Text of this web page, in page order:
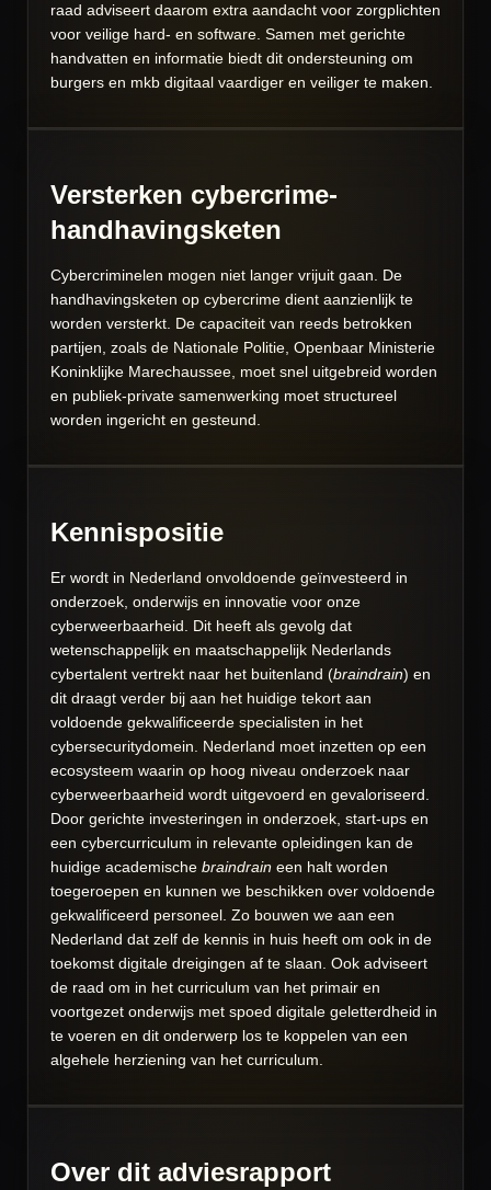
raad adviseert daarom extra aandacht voor zorgplichten
voor veilige hard- en software. Samen met gerichte
handvatten en informatie biedt dit ondersteuning om
burgers en mkb digitaal vaardiger en veiliger te maken.
Versterken cybercrime-
handhavingsketen
Cybercriminelen mogen niet langer vrijuit gaan. De
handhavingsketen op cybercrime dient aanzienlijk te
worden versterkt. De capaciteit van reeds betrokken
partijen, zoals de Nationale Politie, Openbaar Ministerie
Koninklijke Marechaussee, moet snel uitgebreid worden
en publiek-private samenwerking moet structureel
worden ingericht en gesteund.
Kennispositie
Er wordt in Nederland onvoldoende geïnvesteerd in
onderzoek, onderwijs en innovatie voor onze
cyberweerbaarheid. Dit heeft als gevolg dat
wetenschappelijk en maatschappelijk Nederlands
cybertalent vertrekt naar het buitenland (braindrain) en
dit draagt verder bij aan het huidige tekort aan
voldoende gekwalificeerde specialisten in het
cybersecuritydomein. Nederland moet inzetten op een
ecosysteem waarin op hoog niveau onderzoek naar
cyberweerbaarheid wordt uitgevoerd en gevaloriseerd.
Door gerichte investeringen in onderzoek, start-ups en
een cybercurriculum in relevante opleidingen kan de
huidige academische braindrain een halt worden
toegeroepen en kunnen we beschikken over voldoende
gekwalificeerd personeel. Zo bouwen we aan een
Nederland dat zelf de kennis in huis heeft om ook in de
toekomst digitale dreigingen af te slaan. Ook adviseert
de raad om in het curriculum van het primair en
voortgezet onderwijs met spoed digitale geletterdheid in
te voeren en dit onderwerp los te koppelen van een
algehele herziening van het curriculum.
Over dit adviesrapport